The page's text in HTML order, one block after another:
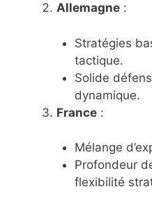
Allemagne :
Stratégies
tactique.
Solide
dynamique.
France :
Mélange
Profondeur
flexibilité